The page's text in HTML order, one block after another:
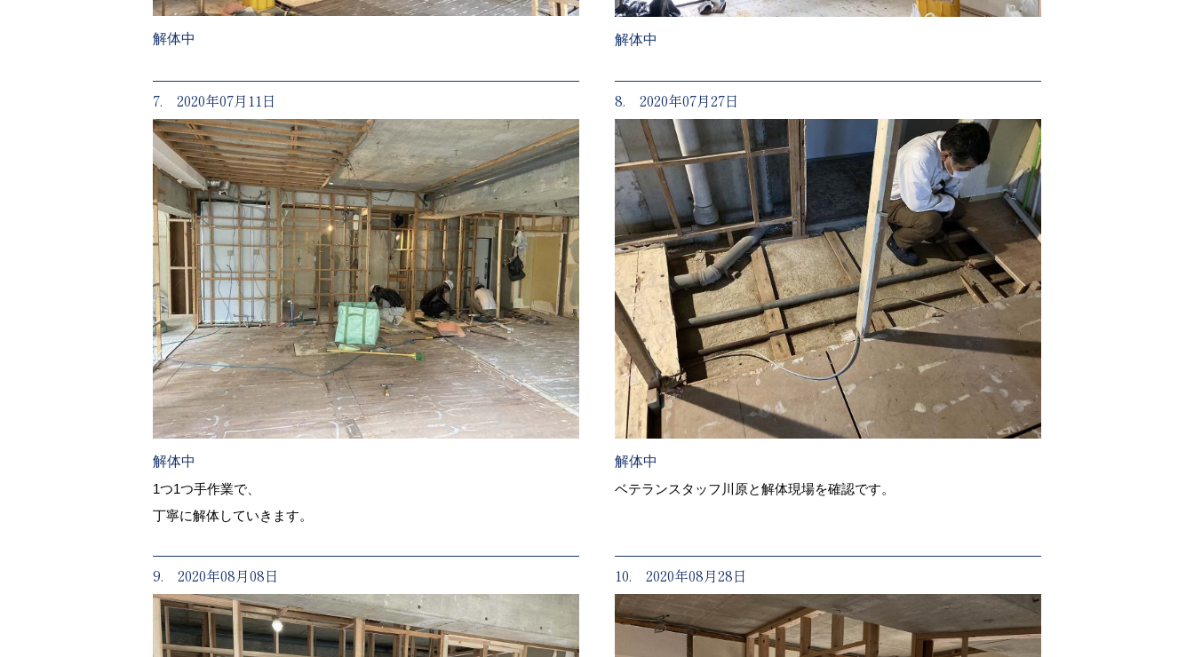
解体中 解体中
7. 2020年07月11日
解体中
1つ1つ手作業で、
丁寧に解体していきます。
8. 2020年07月27日
解体中
ベテランスタッフ川原と解体現場を確認です。
9. 2020年08月08日 10. 2020年08月28日